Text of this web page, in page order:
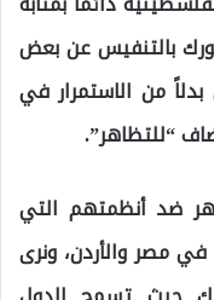
بالتنفيس عن بعض
من الاستمرار في
“للتظاهر”.
ضد أنظمتهم التي
مصر والأردن، ونرى